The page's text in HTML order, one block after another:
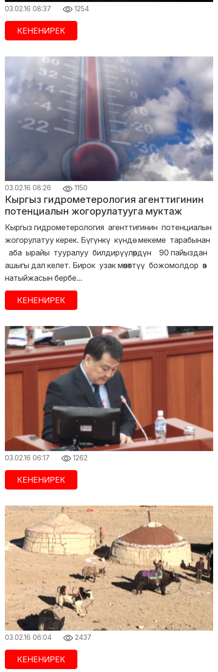
03.02.16 08:37 1254
КЕНЕНИРЕК
03.02.16 08:26 1150
Кыргыз гидрометерология агенттигинин
потенциалын жогорулатууга муктаж
Кыргыз гидрометерология агенттигинин потенциалын
жогорулатуу керек. Бүгүнкү күндө мекеме тарабынан
аба ырайы тууралуу билдирүүлөрдүн 90 пайыздан
ашыгы дал келет. Бирок узак мөөнөттүү божомолдор өз
натыйжасын бербе...
КЕНЕНИРЕК
03.02.16 06:17 1262
КЕНЕНИРЕК
03.02.16 06:04 2437
КЕНЕНИРЕК